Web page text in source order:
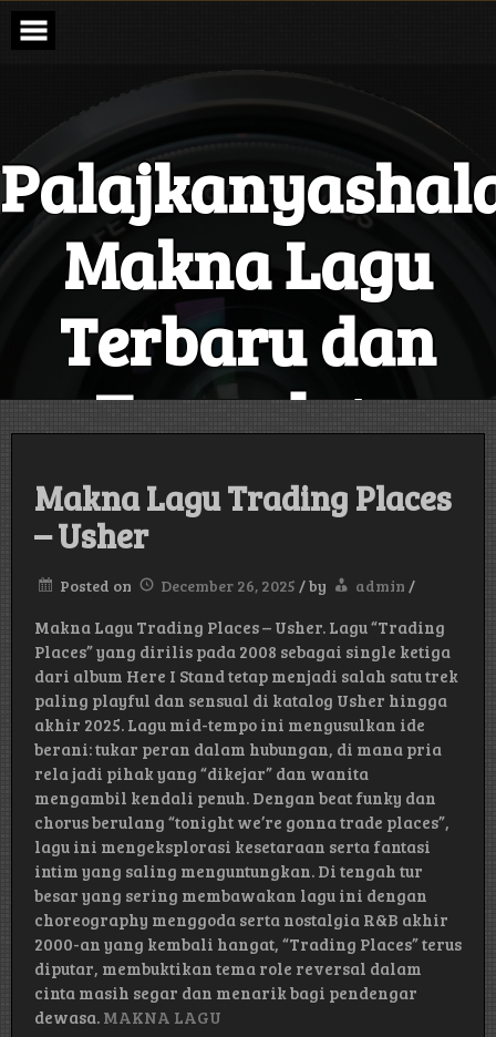
Skip
content
Makna Lagu
Terbaru dan
Terupdate
Setiap Hari
Makna Lagu Trading Places
– Usher
Posted on December 26, 2025 /by admin /
Makna Lagu Trading Places – Usher. Lagu “Trading
Places” yang dirilis pada 2008 sebagai single ketiga
dari album Here I Stand tetap menjadi salah satu trek
paling playful dan sensual di katalog Usher hingga
akhir 2025. Lagu mid-tempo ini mengusulkan ide
berani: tukar peran dalam hubungan, di mana pria
rela jadi pihak yang “dikejar” dan wanita
mengambil kendali penuh. Dengan beat funky dan
chorus berulang “tonight we’re gonna trade places”,
lagu ini mengeksplorasi kesetaraan serta fantasi
intim yang saling menguntungkan. Di tengah tur
besar yang sering membawakan lagu ini dengan
choreography menggoda serta nostalgia R&B akhir
2000-an yang kembali hangat, “Trading Places” terus
diputar, membuktikan tema role reversal dalam
cinta masih segar dan menarik bagi pendengar
dewasa. MAKNA LAGU